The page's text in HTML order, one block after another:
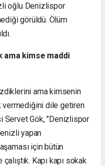
oğlu Denizlispor
görüldü. Ölüm
ama kimse maddi
ama kimsenin
vermediğini dile getiren
Servet Gök, "Denizlispor
yapan
için bütün
Kapı kapı sokak